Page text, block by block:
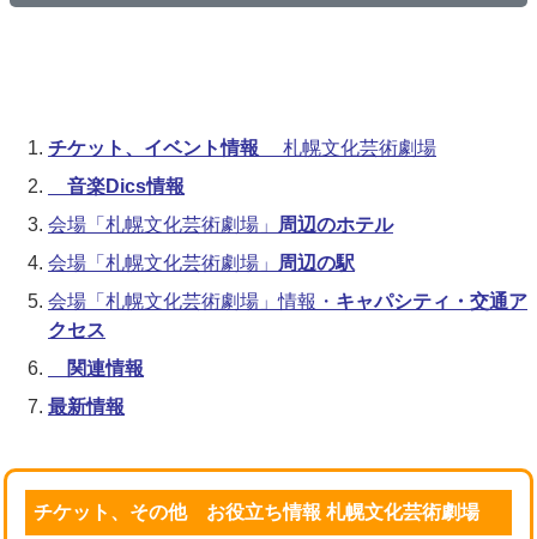
チケット、イベント情報 札幌文化芸術劇場
音楽Dics情報
会場「札幌文化芸術劇場」
周辺のホテル
会場「札幌文化芸術劇場」
周辺の駅
会場「札幌文化芸術劇場」情報・ キャパシティ・交通ア
クセス
関連情報
最新情報
チケット、その他 お役立ち情報 札幌文化芸術劇場